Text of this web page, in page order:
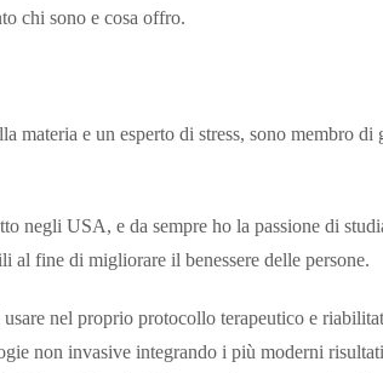
chi sono e cosa offro.
materia e un esperto di stress, sono membro
negli USA, e da sempre ho la passione di
al fine di migliorare il benessere delle persone.
nel proprio protocollo terapeutico e
non invasive integrando i più moderni